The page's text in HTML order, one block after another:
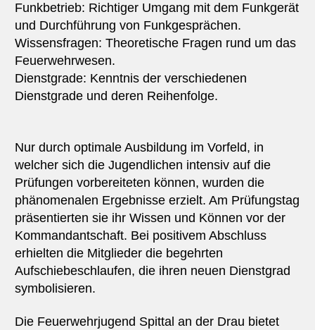
Funkbetrieb: Richtiger Umgang mit dem Funkgerät
und Durchführung von Funkgesprächen.
Wissensfragen: Theoretische Fragen rund um das
Feuerwehrwesen.
Dienstgrade: Kenntnis der verschiedenen
Dienstgrade und deren Reihenfolge.
Nur durch optimale Ausbildung im Vorfeld, in
welcher sich die Jugendlichen intensiv auf die
Prüfungen vorbereiteten können, wurden die
phänomenalen Ergebnisse erzielt. Am Prüfungstag
präsentierten sie ihr Wissen und Können vor der
Kommandantschaft. Bei positivem Abschluss
erhielten die Mitglieder die begehrten
Aufschiebeschlaufen, die ihren neuen Dienstgrad
symbolisieren.
Die Feuerwehrjugend Spittal an der Drau bietet